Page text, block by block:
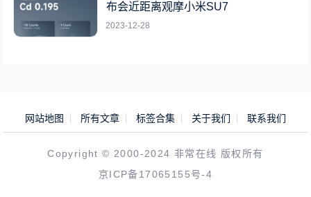
布会近距离观摩小米SU7
2023-12-28
网站地图 所有文章 标签合集 关于我们 联系我们
Copyright © 2000-2024 非常在线 版权所有
京ICP备17065155号-4